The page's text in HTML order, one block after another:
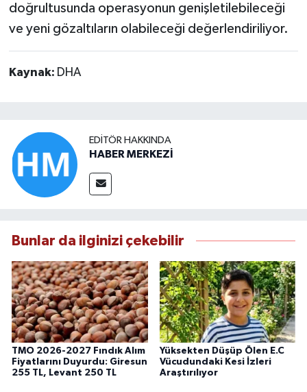
doğrultusunda operasyonun genişletilebileceği
ve yeni gözaltıların olabileceği değerlendiriliyor.
Kaynak: DHA
EDITÖR HAKKINDA
HABER MERKEZİ
Bunlar da ilginizi çekebilir
TMO 2026-2027 Fındık Alım
Fiyatlarını Duyurdu: Giresun
255 TL, Levant 250 TL
Yüksekten Düşüp Ölen E.C
Vücudundaki Kesi İzleri
Araştırılıyor